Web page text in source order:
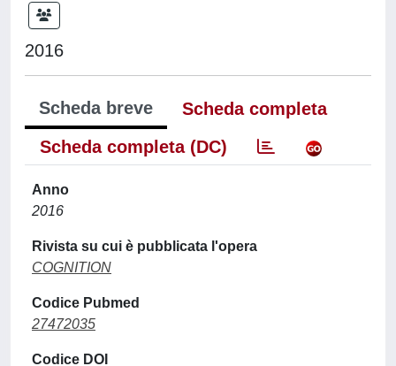
2016
Scheda breve
Scheda completa
Scheda completa (DC)
Anno
2016
Rivista su cui è pubblicata l'opera
COGNITION
Codice Pubmed
27472035
Codice DOI